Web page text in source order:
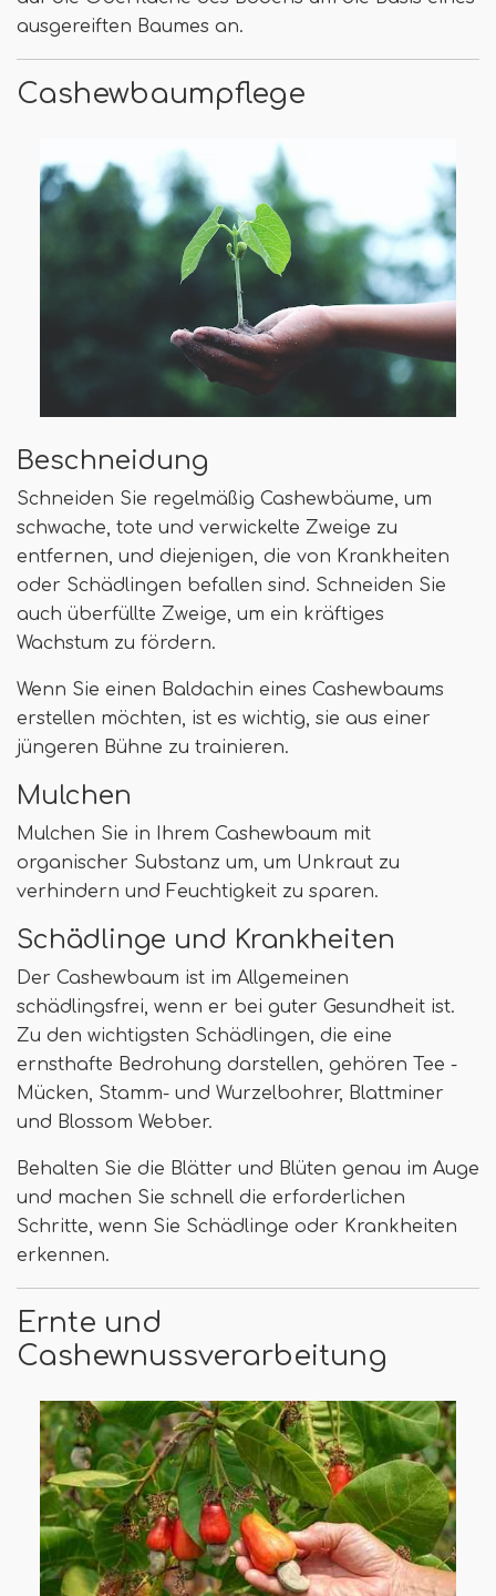
ausgereiften Baumes an.
Cashewbaumpflege
Beschneidung
Schneiden Sie regelmäßig Cashewbäume, um
schwache, tote und verwickelte Zweige zu
entfernen, und diejenigen, die von Krankheiten
oder Schädlingen befallen sind. Schneiden Sie
auch überfüllte Zweige, um ein kräftiges
Wachstum zu fördern.
Wenn Sie einen Baldachin eines Cashewbaums
erstellen möchten, ist es wichtig, sie aus einer
jüngeren Bühne zu trainieren.
Mulchen
Mulchen Sie in Ihrem Cashewbaum mit
organischer Substanz um, um Unkraut zu
verhindern und Feuchtigkeit zu sparen.
Schädlinge und Krankheiten
Der Cashewbaum ist im Allgemeinen
schädlingsfrei, wenn er bei guter Gesundheit ist.
Zu den wichtigsten Schädlingen, die eine
ernsthafte Bedrohung darstellen, gehören Tee -
Mücken, Stamm- und Wurzelbohrer, Blattminer
und Blossom Webber.
Behalten Sie die Blätter und Blüten genau im Auge
und machen Sie schnell die erforderlichen
Schritte, wenn Sie Schädlinge oder Krankheiten
erkennen.
Ernte und
Cashewnussverarbeitung